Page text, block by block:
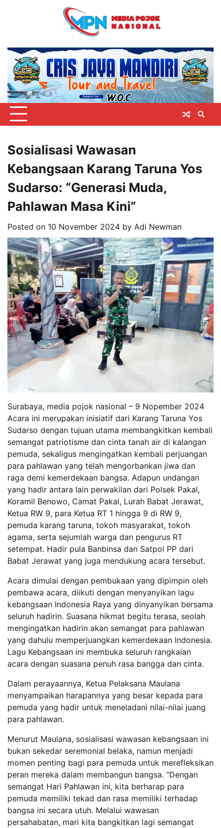
Sosialisasi Wawasan
Kebangsaan Karang Taruna Yos
Sudarso: “Generasi Muda,
Pahlawan Masa Kini”
Posted on 10 November 2024 by Adi Newman
Surabaya, media pojok nasional – 9 Nopember 2024
Acara ini merupakan inisiatif dari Karang Taruna Yos
Sudarso dengan tujuan utama membangkitkan kembali
semangat patriotisme dan cinta tanah air di kalangan
pemuda, sekaligus mengingatkan kembali perjuangan
para pahlawan yang telah mengorbankan jiwa dan
raga demi kemerdekaan bangsa. Adapun undangan
yang hadir antara lain perwakilan dari Polsek Pakal,
Koramil Benowo, Camat Pakal, Lurah Babat Jerawat,
Ketua RW 9, para Ketua RT 1 hingga 9 di RW 9,
pemuda karang taruna, tokoh masyarakat, tokoh
agama, serta sejumlah warga dan pengurus RT
setempat. Hadir pula Banbinsa dan Satpol PP dari
Babat Jerawat yang juga mendukung acara tersebut.
Acara dimulai dengan pembukaan yang dipimpin oleh
pembawa acara, diikuti dengan menyanyikan lagu
kebangsaan Indonesia Raya yang dinyanyikan bersama
seluruh hadirin. Suasana hikmat begitu terasa, seolah
mengingatkan hadirin akan semangat para pahlawan
yang dahulu memperjuangkan kemerdekaan Indonesia.
Lagu Kebangsaan ini membuka seluruh rangkaian
acara dengan suasana penuh rasa bangga dan cinta.
Dalam perayaannya, Ketua Pelaksana Maulana
menyampaikan harapannya yang besar kepada para
pemuda yang hadir untuk meneladani nilai-nilai juang
para pahlawan.
Menurut Maulana, sosialisasi wawasan kebangsaan ini
bukan sekedar seremonial belaka, namun menjadi
momen penting bagi para pemuda untuk merefleksikan
peran mereka dalam membangun bangsa. “Dengan
semangat Hari Pahlawan ini, kita berharap para
pemuda memiliki tekad dan rasa memiliki terhadap
bangsa ini secara utuh. Melalui wawasan
persahabatan, mari kita bangkitkan lagi semangat